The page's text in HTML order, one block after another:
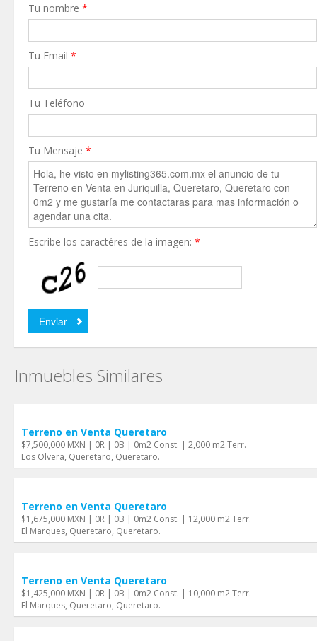
Tu nombre *
Tu Email *
Tu Teléfono
Tu Mensaje *
Escribe los caractéres de la imagen: *
Inmuebles Similares
Terreno en Venta Queretaro
$7,500,000 MXN | 0R | 0B | 0m2 Const. | 2,000 m2 Terr.
Los Olvera, Queretaro, Queretaro.
Terreno en Venta Queretaro
$1,675,000 MXN | 0R | 0B | 0m2 Const. | 12,000 m2 Terr.
El Marques, Queretaro, Queretaro.
Terreno en Venta Queretaro
$1,425,000 MXN | 0R | 0B | 0m2 Const. | 10,000 m2 Terr.
El Marques, Queretaro, Queretaro.